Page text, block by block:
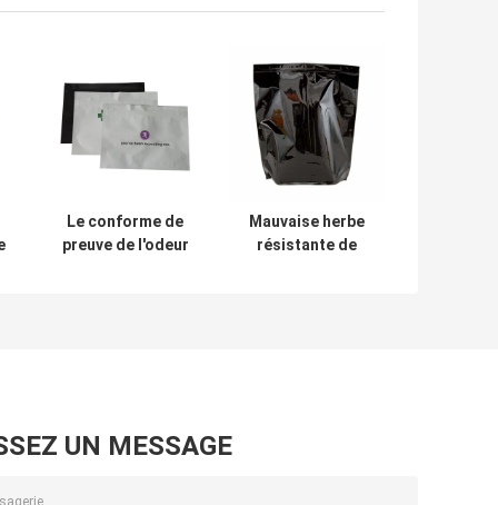
Le conforme de
preuve de l'odeur
Mauvaise herbe
résistante de
UN MESSAGE